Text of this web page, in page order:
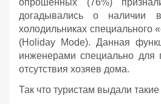
опрошенных (76%)
догадывались о наличии
холодильниках специального
(Holiday Mode). Данная
инженерами специально для
отсутствия хозяев дома.
Так что туристам выдали